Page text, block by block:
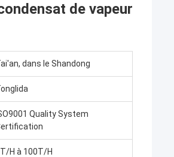
de vapeur
dans le Shandong
Quality System
H à 100T/H